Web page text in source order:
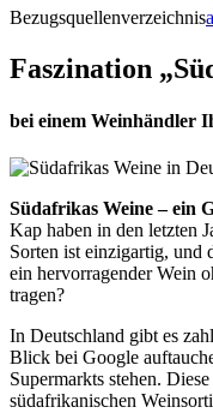
Bezugsquellenverzeichnis
Faszination
bei einem Weinhändler
Südafrikas Weine – ein
Kap haben in den letzten
Sorten ist einzigartig, und
ein hervorragender Wein
tragen?
In Deutschland gibt es
Blick bei Google
Supermarkts stehen.
südafrikanischen